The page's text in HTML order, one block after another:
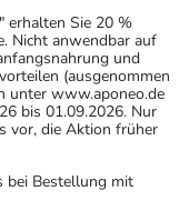
erhalten Sie 20 %
Nicht anwendbar auf
und
(ausgenommen
unter www.aponeo.de
bis 01.09.2026. Nur
vor, die Aktion früher
bei Bestellung mit